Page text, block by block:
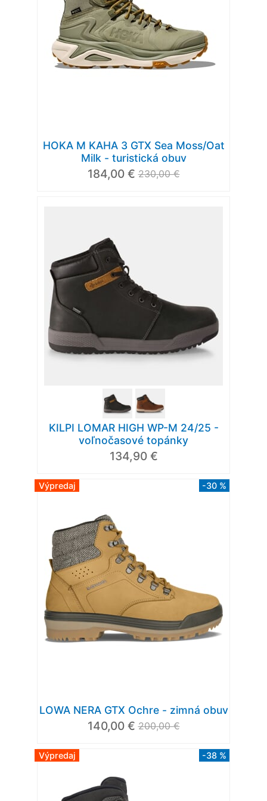
HOKA M KAHA 3 GTX Sea Moss/Oat
Milk - turistická obuv
184,00 € 230,00 €
KILPI LOMAR HIGH WP-M 24/25 -
voľnočasové topánky
134,90 €
Výpredaj -30 %
LOWA NERA GTX Ochre - zimná obuv
140,00 € 200,00 €
Výpredaj -38 %